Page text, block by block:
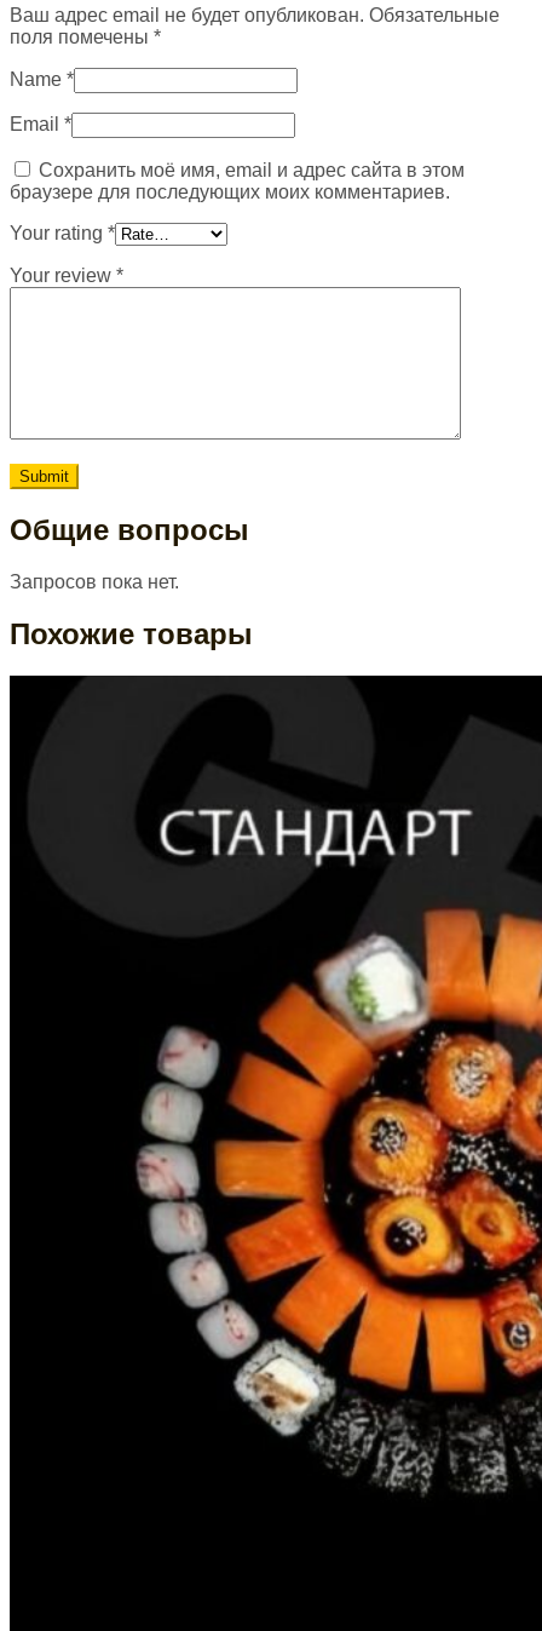
Ваш адрес email не будет опубликован. Обязательные
поля помечены *
Name *
Email *
Сохранить моё имя, email и адрес сайта в этом
браузере для последующих моих комментариев.
Your rating *
Your review *
Общие вопросы
Запросов пока нет.
Похожие товары